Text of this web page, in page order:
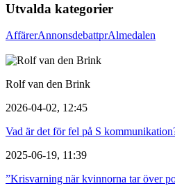
Utvalda kategorier
AffärerAnnonsdebattprAlmedalen
Rolf van den Brink
2026-04-02, 12:45
Vad är det för fel på S
2025-06-19, 11:39
”Krisvarning när kvinnorna tar över